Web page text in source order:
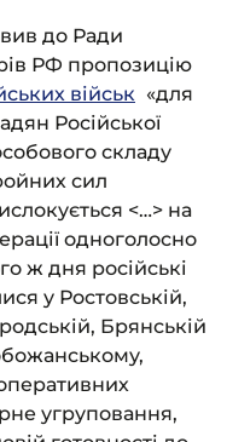
до Ради
РФ пропозицію
військ «для
Російської
складу
сил
<…> на
одноголосно
ж дня російські
у Ростовській,
Брянській
угруповання,